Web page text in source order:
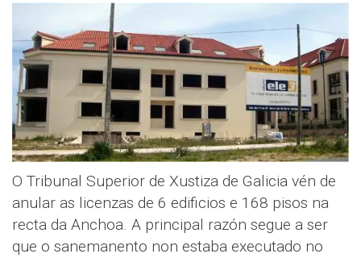
O Tribunal Superior de Xustiza de Galicia vén de
anular as licenzas de 6 edificios e 168 pisos na
recta da Anchoa. A principal razón segue a ser
que o sanemanento non estaba executado no